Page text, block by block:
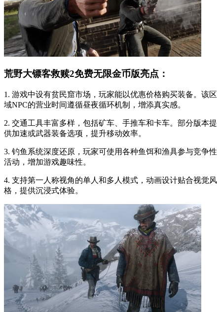
荒野大镖客救赎2免费无限金币版亮点：
1. 游戏中设有贫民窟市场，玩家能以优惠价格购买装备。该区
域NPC的营业时间遵循昼夜循环机制，增添真实感。
2. 交通工具丰富多样，包括矿车、手推车和卡车。部分版本提
供加速或武器装备选项，提升移动效率。
3. 钓鱼系统深度还原，玩家可使用各种鱼饵和渔具参与竞争性
活动，增加游戏趣味性。
4. 支持第一人称视角的单人和多人模式，动画设计贴合视觉风
格，提供沉浸式体验。